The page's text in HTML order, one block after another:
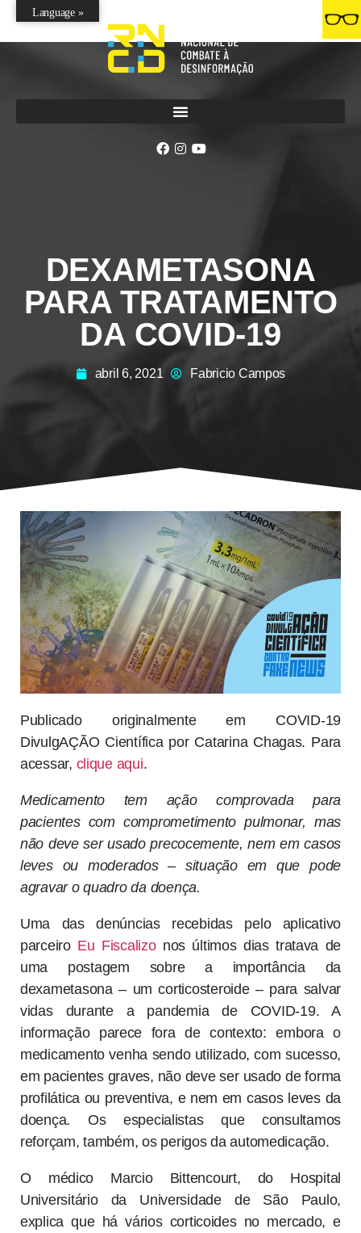
DEXAMETASONA
PARA TRATAMENTO
DA COVID-19
abril 6, 2021 Fabricio Campos
Publicado originalmente em COVID-19
DivulgAÇÃO Científica por Catarina Chagas. Para
acessar, clique aqui.
Medicamento tem ação comprovada para
pacientes com comprometimento pulmonar, mas
não deve ser usado precocemente, nem em casos
leves ou moderados – situação em que pode
agravar o quadro da doença.
Uma das denúncias recebidas pelo aplicativo
parceiro Eu Fiscalizonos últimos dias tratava de
uma postagem sobre a importância da
dexametasona – um corticosteroide – para salvar
vidas durante a pandemia de COVID-19. A
informação parece fora de contexto: embora o
medicamento venha sendo utilizado, com sucesso,
em pacientes graves, não deve ser usado de forma
profilática ou preventiva, e nem em casos leves da
doença. Os especialistas que consultamos
reforçam, também, os perigos da automedicação.
O médico Marcio Bittencourt, do Hospital
Universitário da Universidade de São Paulo,
explica que há vários corticoides no mercado, e
Language »